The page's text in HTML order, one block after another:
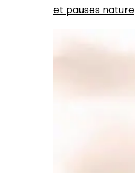
et pauses nature